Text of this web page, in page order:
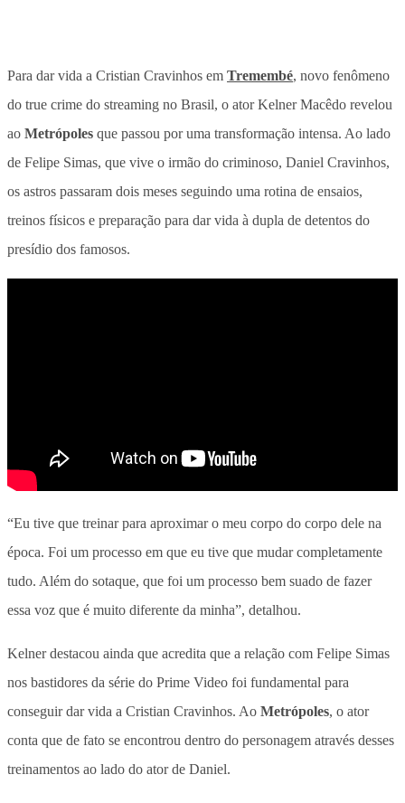
Para dar vida a Cristian Cravinhos em Tremembé, novo fenômeno
do true crime do streaming no Brasil, o ator Kelner Macêdo revelou
ao Metrópoles que passou por uma transformação intensa. Ao lado
de Felipe Simas, que vive o irmão do criminoso, Daniel Cravinhos,
os astros passaram dois meses seguindo uma rotina de ensaios,
treinos físicos e preparação para dar vida à dupla de detentos do
presídio dos famosos.
“Eu tive que treinar para aproximar o meu corpo do corpo dele na
época. Foi um processo em que eu tive que mudar completamente
tudo. Além do sotaque, que foi um processo bem suado de fazer
essa voz que é muito diferente da minha”, detalhou.
Kelner destacou ainda que acredita que a relação com Felipe Simas
nos bastidores da série do Prime Video foi fundamental para
conseguir dar vida a Cristian Cravinhos. Ao Metrópoles, o ator
conta que de fato se encontrou dentro do personagem através desses
treinamentos ao lado do ator de Daniel.